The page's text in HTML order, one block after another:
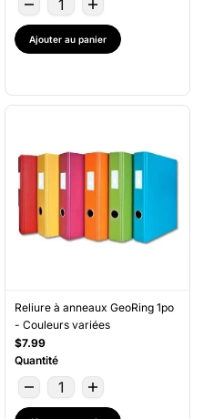
Ajouter au panier
Reliure à anneaux GeoRing 1po
- Couleurs variées
$7.99
Quantité